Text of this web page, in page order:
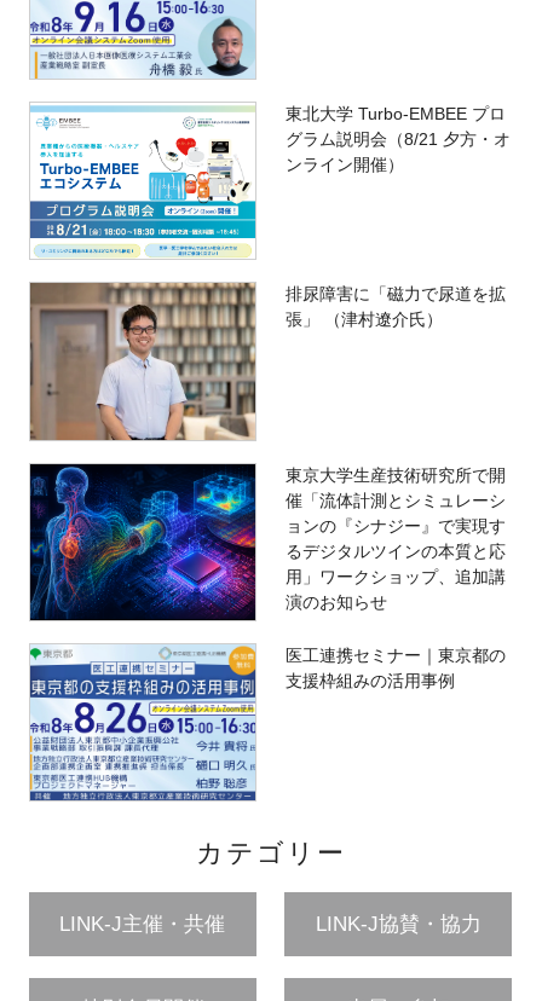
東北大学 Turbo-EMBEE プロ
グラム説明会（8/21 夕方・オ
ンライン開催）
排尿障害に「磁力で尿道を拡
張」 （津村遼介氏）
東京大学生産技術研究所で開
催「流体計測とシミュレーシ
ョンの『シナジー』で実現す
るデジタルツインの本質と応
用」ワークショップ、追加講
演のお知らせ
医工連携セミナー｜東京都の
支援枠組みの活用事例
カテゴリー
LINK-J主催・共催 LINK-J協賛・協力